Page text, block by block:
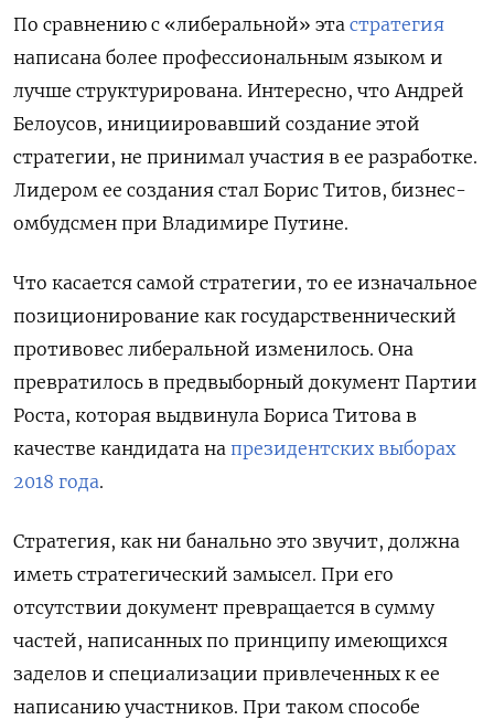
По сравнению с «либеральной» эта стратегия
написана более профессиональным языком и
лучше структурирована. Интересно, что Андрей
Белоусов, инициировавший создание этой
стратегии, не принимал участия в ее разработке.
Лидером ее создания стал Борис Титов, бизнес-
омбудсмен при Владимире Путине.
Что касается самой стратегии, то ее изначальное
позиционирование как государственнический
противовес либеральной изменилось. Она
превратилось в предвыборный документ Партии
Роста, которая выдвинула Бориса Титова в
качестве кандидата на президентских выборах
2018 года.
Стратегия, как ни банально это звучит, должна
иметь стратегический замысел. При его
отсутствии документ превращается в сумму
частей, написанных по принципу имеющихся
заделов и специализации привлеченных к ее
написанию участников. При таком способе